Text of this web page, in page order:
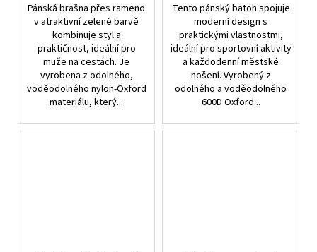
Pánská brašna přes rameno
v atraktivní zelené barvě
kombinuje styl a
praktičnost, ideální pro
muže na cestách. Je
vyrobena z odolného,
voděodolného nylon-Oxford
materiálu, který...
Tento pánský batoh spojuje
moderní design s
praktickými vlastnostmi,
ideální pro sportovní aktivity
a každodenní městské
nošení. Vyrobený z
odolného a voděodolného
600D Oxford...